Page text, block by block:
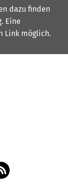
dazu finden
. Eine
Link möglich.